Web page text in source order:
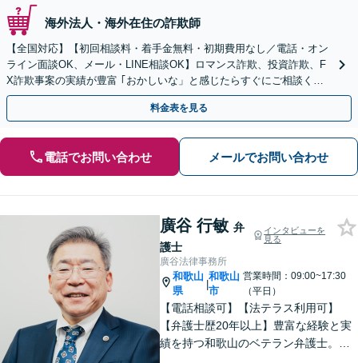
海外法人・海外在住の詐欺師
【全国対応】【初回相談料・着手金無料・初期費用なし／電話・オン
ライン面談OK、メール・LINE相談OK】ロマンス詐欺、投資詐欺、F
X詐欺事案の実績が豊富 ｢おかしいな」と感じたらすぐにご相談くだ
さい。
料金表を見る
電話でお問い合わせ メールでお問い合わせ
廣谷 行敏 弁
護士
インタビューを
見る
廣谷法律事務所
和歌山
県
|
和歌山
市
営業時間：09:00~17:30
（平日）
【電話相談可】【法テラス利用可】
【弁護士歴20年以上】豊富な経験と実
績を持つ和歌山のベテラン弁護士。